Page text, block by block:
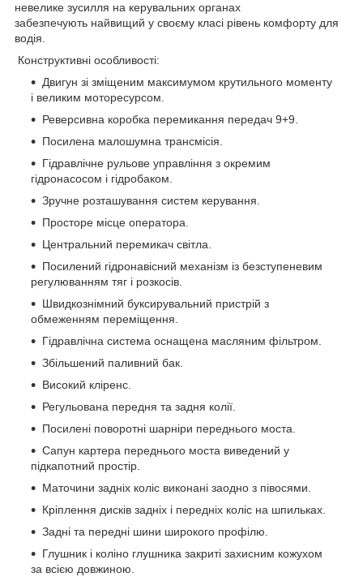
невелике зусилля на керувальних органах
забезпечують найвищий у своєму класі рівень комфорту для
водія.
Конструктивні особливості:
Двигун зі зміщеним максимумом крутильного моменту
і великим моторесурсом.
Реверсивна коробка перемикання передач 9+9.
Посилена малошумна трансмісія.
Гідравлічне рульове управління з окремим
гідронасосом і гідробаком.
Зручне розташування систем керування.
Просторе місце оператора.
Центральний перемикач світла.
Посилений гідронавісний механізм із безступеневим
регулюванням тяг і розкосів.
Швидкознімний буксирувальний пристрій з
обмеженням переміщення.
Гідравлічна система оснащена масляним фільтром.
Збільшений паливний бак.
Високий кліренс.
Регульована передня та задня колії.
Посилені поворотні шарніри переднього моста.
Сапун картера переднього моста виведений у
підкапотний простір.
Маточини задніх коліс виконані заодно з півосями.
Кріплення дисків задніх і передніх коліс на шпильках.
Задні та передні шини широкого профілю.
Глушник і коліно глушника закриті захисним кожухом
за всією довжиною.